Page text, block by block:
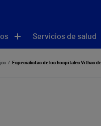
Servicios de salud
Especialistas de los hospitales Vithas